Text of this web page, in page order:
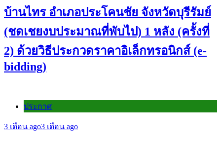
บ้านไทร อำเภอประโคนชัย จังหวัดบุรีรัมย์
(ชดเชยงบประมาณที่พับไป) 1 หลัง (ครั้งที่
2) ด้วยวิธีประกวดราคาอิเล็กทรอนิกส์ (e-
bidding)
ประกาศ
3 เดือน ago3 เดือน ago